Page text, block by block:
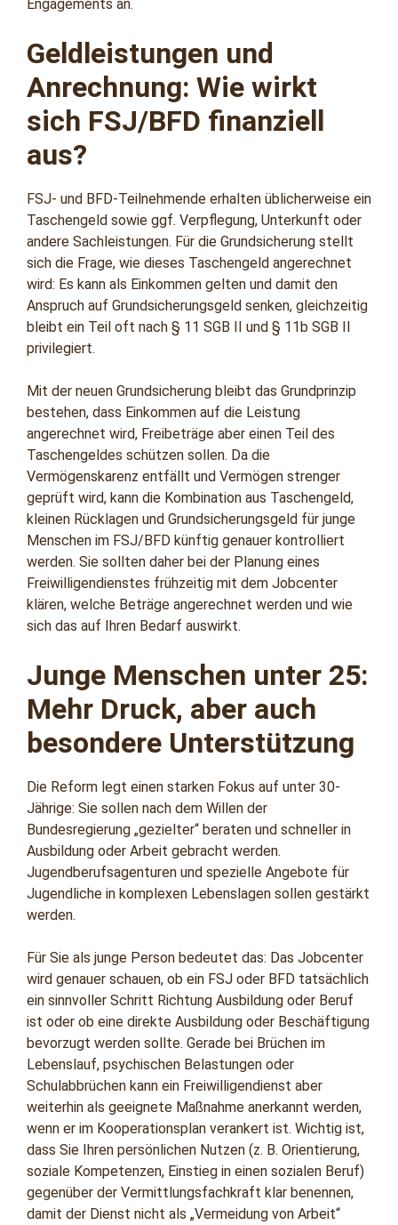
Engagements an.
Geldleistungen und
Anrechnung: Wie wirkt
sich FSJ/BFD finanziell
aus?
FSJ- und BFD-Teilnehmende erhalten üblicherweise ein
Taschengeld sowie ggf. Verpflegung, Unterkunft oder
andere Sachleistungen. Für die Grundsicherung stellt
sich die Frage, wie dieses Taschengeld angerechnet
wird: Es kann als Einkommen gelten und damit den
Anspruch auf Grundsicherungsgeld senken, gleichzeitig
bleibt ein Teil oft nach § 11 SGB II und § 11b SGB II
privilegiert.
Mit der neuen Grundsicherung bleibt das Grundprinzip
bestehen, dass Einkommen auf die Leistung
angerechnet wird, Freibeträge aber einen Teil des
Taschengeldes schützen sollen. Da die
Vermögenskarenz entfällt und Vermögen strenger
geprüft wird, kann die Kombination aus Taschengeld,
kleinen Rücklagen und Grundsicherungsgeld für junge
Menschen im FSJ/BFD künftig genauer kontrolliert
werden. Sie sollten daher bei der Planung eines
Freiwilligendienstes frühzeitig mit dem Jobcenter
klären, welche Beträge angerechnet werden und wie
sich das auf Ihren Bedarf auswirkt.
Junge Menschen unter 25:
Mehr Druck, aber auch
besondere Unterstützung
Die Reform legt einen starken Fokus auf unter 30-
Jährige: Sie sollen nach dem Willen der
Bundesregierung „gezielter“ beraten und schneller in
Ausbildung oder Arbeit gebracht werden.
Jugendberufsagenturen und spezielle Angebote für
Jugendliche in komplexen Lebenslagen sollen gestärkt
werden.
Für Sie als junge Person bedeutet das: Das Jobcenter
wird genauer schauen, ob ein FSJ oder BFD tatsächlich
ein sinnvoller Schritt Richtung Ausbildung oder Beruf
ist oder ob eine direkte Ausbildung oder Beschäftigung
bevorzugt werden sollte. Gerade bei Brüchen im
Lebenslauf, psychischen Belastungen oder
Schulabbrüchen kann ein Freiwilligendienst aber
weiterhin als geeignete Maßnahme anerkannt werden,
wenn er im Kooperationsplan verankert ist. Wichtig ist,
dass Sie Ihren persönlichen Nutzen (z. B. Orientierung,
soziale Kompetenzen, Einstieg in einen sozialen Beruf)
gegenüber der Vermittlungsfachkraft klar benennen,
damit der Dienst nicht als „Vermeidung von Arbeit“